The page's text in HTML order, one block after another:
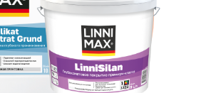
для помещений